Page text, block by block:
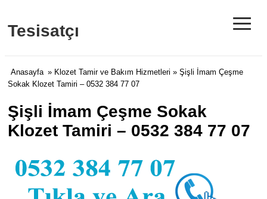
Tesisatçı ≡
Anasayfa » Klozet Tamir ve Bakım Hizmetleri » Şişli İmam Çeşme
Sokak Klozet Tamiri – 0532 384 77 07
Şişli İmam Çeşme Sokak
Klozet Tamiri – 0532 384 77 07